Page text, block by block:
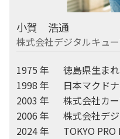
小賀 浩通
株式会社デジタルキュ
1975 年
徳島県生まれ
1998 年
日本マクド
2003 年
株式会社カ
2006 年
株式会社デ
2024 年
TOKYO